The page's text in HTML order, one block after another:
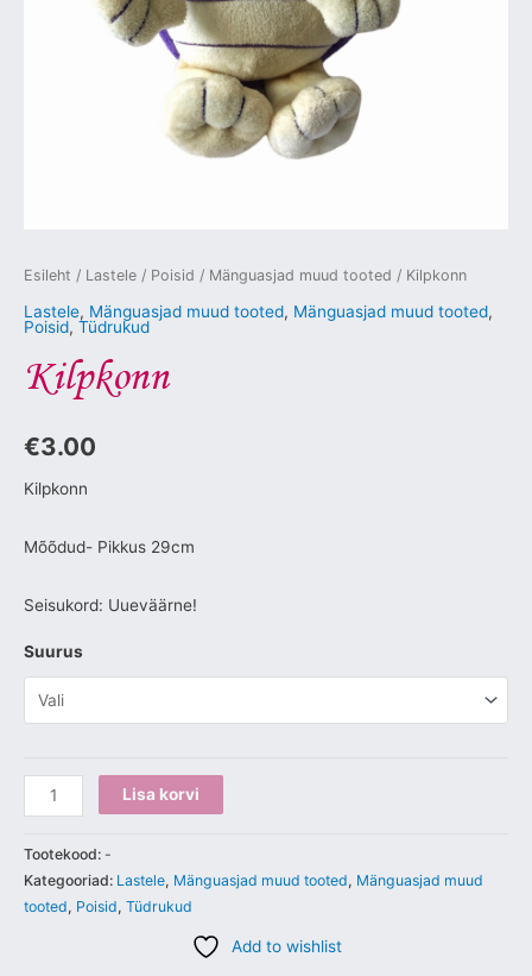
Esileht / Lastele / Poisid / Mänguasjad muud tooted / Kilpkonn
Lastele, Mänguasjad muud tooted, Mänguasjad muud tooted,
Poisid, Tüdrukud
Kilpkonn
€3.00
Kilpkonn
Mõõdud- Pikkus 29cm
Seisukord: Uueväärne!
Suurus
Lisa korvi
Tootekood: -
Kategooriad: Lastele, Mänguasjad muud tooted, Mänguasjad muud
tooted, Poisid, Tüdrukud
Add to wishlist